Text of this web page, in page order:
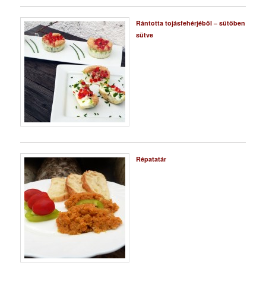
Rántotta tojásfehérjéből – sütőben
sütve
Répatatár